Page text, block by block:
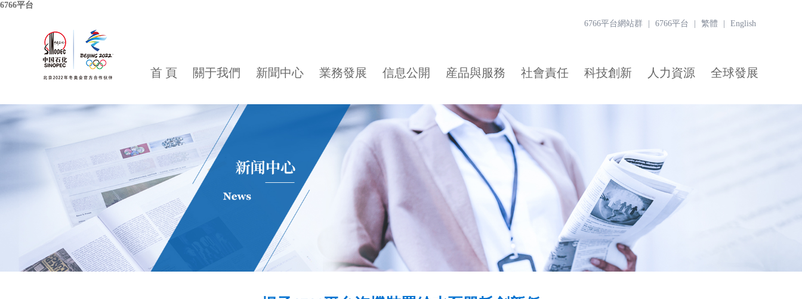
6766平台
6766平台網站群 6766平台 繁體 English
首 頁 關于我們 新聞中心 業務發展 信息公開 産品與服務 社會責任 科技創新 人力資源 全球發展